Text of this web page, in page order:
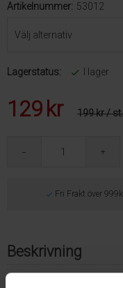
Artikelnummer: 53012
Lagerstatus: I lager
129 kr 199 kr/ st.
Fri Frakt över
Beskrivning
Godkänd